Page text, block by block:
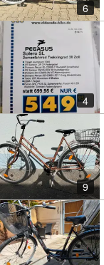
6
4
9